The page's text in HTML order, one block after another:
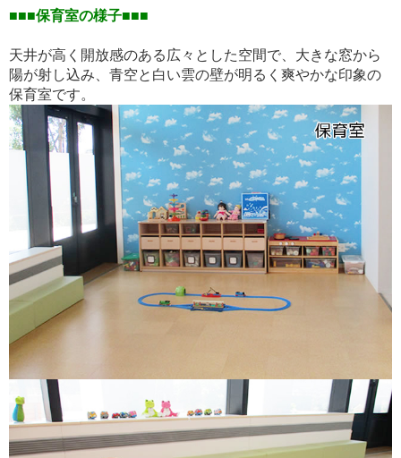
■■■保育室の様子■■■
天井が高く開放感のある広々とした空間で、大きな窓から
陽が射し込み、青空と白い雲の壁が明るく爽やかな印象の
保育室です。